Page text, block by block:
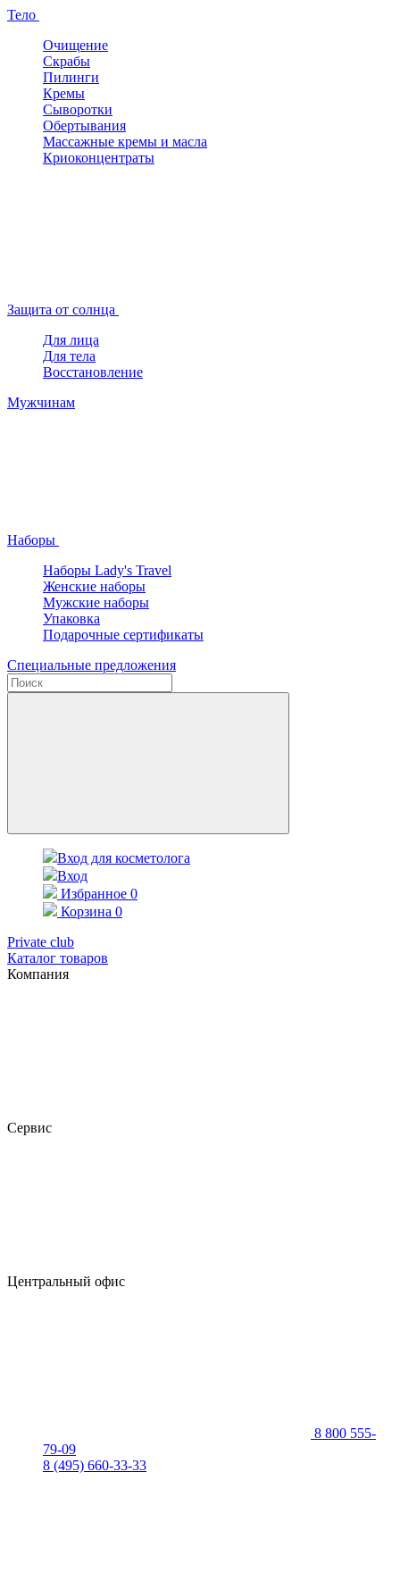
Тело
Очищение
Скрабы
Пилинги
Кремы
Сыворотки
Обертывания
Массажные кремы и масла
Криоконцентраты
Защита от солнца
Для лица
Для тела
Восстановление
Мужчинам
Наборы
Наборы Lady's Travel
Женские наборы
Мужские наборы
Упаковка
Подарочные сертификаты
Специальные предложения
Вход для косметолога
Вход
Избранное 0
Корзина 0
Private club
Каталог товаров
Компания
Сервис
Центральный офис
8 800 555-
79-09
8 (495) 660-33-33